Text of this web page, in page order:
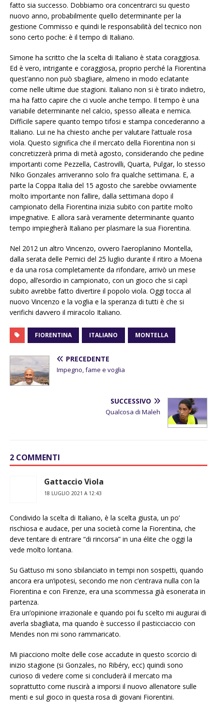
fatto sia successo. Dobbiamo ora concentrarci su questo
nuovo anno, probabilmente quello determinante per la
gestione Commisso e quindi le responsabilità del tecnico non
sono certo poche: è il tempo di Italiano.
Simone ha scritto che la scelta di Italiano è stata coraggiosa.
Ed è vero, intrigante e coraggiosa, proprio perché la Fiorentina
quest’anno non può sbagliare, almeno in modo eclatante
come nelle ultime due stagioni. Italiano non si è tirato indietro,
ma ha fatto capire che ci vuole anche tempo. Il tempo è una
variabile determinante nel calcio, spesso alleata e nemica.
Difficile sapere quanto tempo tifosi e stampa concederanno a
Italiano. Lui ne ha chiesto anche per valutare l’attuale rosa
viola. Questo significa che il mercato della Fiorentina non si
concretizzerà prima di metà agosto, considerando che pedine
importanti come Pezzella, Castrovilli, Quarta, Pulgar, lo stesso
NIko Gonzales arriveranno solo fra qualche settimana. E, a
parte la Coppa Italia del 15 agosto che sarebbe ovviamente
molto importante non fallire, dalla settimana dopo il
campionato della Fiorentina inizia subito con partite molto
impegnative. E allora sarà veramente determinante quanto
tempo impiegherà Italiano per plasmare la sua Fiorentina.
Nel 2012 un altro Vincenzo, ovvero l’aeroplanino Montella,
dalla serata delle Pernici del 25 luglio durante il ritiro a Moena
e da una rosa completamente da rifondare, arrivò un mese
dopo, all’esordio in campionato, con un gioco che si capì
subito avrebbe fatto divertire il popolo viola. Oggi tocca al
nuovo Vincenzo e la voglia e la speranza di tutti è che si
verifichi davvero il miracolo Italiano.
FIORENTINA ITALIANO MONTELLA
PRECEDENTE
Impegno, fame e voglia
SUCCESSIVO
Qualcosa di Maleh
2 COMMENTI
Gattaccio Viola
18 LUGLIO 2021 A 12:43
Condivido la scelta di Italiano, è la scelta giusta, un po’
rischiosa e audace, per una società come la Fiorentina, che
deve tentare di entrare “di rincorsa” in una élite che oggi la
vede molto lontana.
Su Gattuso mi sono sbilanciato in tempi non sospetti, quando
ancora era un’ipotesi, secondo me non c’entrava nulla con la
Fiorentina e con Firenze, era una scommessa già esonerata in
partenza.
Era un’opinione irrazionale e quando poi fu scelto mi augurai di
averla sbagliata, ma quando è successo il pasticciaccio con
Mendes non mi sono rammaricato.
Mi piacciono molte delle cose accadute in questo scorcio di
inizio stagione (si Gonzales, no Ribéry, ecc) quindi sono
curioso di vedere come si concluderà il mercato ma
soprattutto come riuscirà a imporsi il nuovo allenatore sulle
menti e sul gioco in questa rosa di giovani Fiorentini.